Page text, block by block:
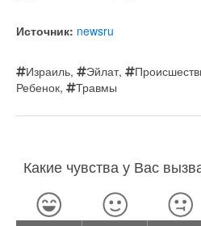
Источник: newsru
Израиль, Эйлат,
Ребенок, Травмы
Какие чувства у Вас